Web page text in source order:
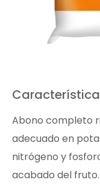
Abono completo
adecuado en
nitrógeno y
acabado del fruto.